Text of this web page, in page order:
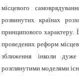
місцевого
розвинутих країнах
принципового характеру.
проведених реформ
зближення інколи
розглянутими моделями